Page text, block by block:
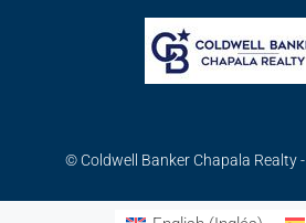
© Coldwell Banker Chapala Realty